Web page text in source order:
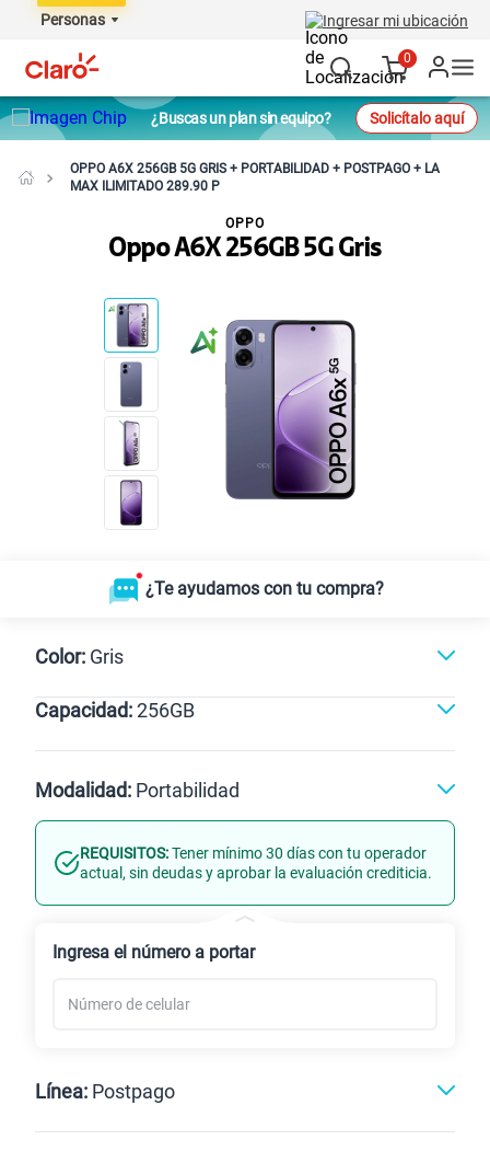
Personas Ingresar mi ubicación
0
¿Buscas un plan sin equipo? Solicítalo aquí
OPPO A6X 256GB 5G GRIS + PORTABILIDAD + POSTPAGO + LA
MAX ILIMITADO 289.90 P
Oppo A6X 256GB 5G Gris
OPPO
¿Te ayudamos con tu compra?
Color: Gris
Gris Violeta
Capacidad:256GB
256GB
Modalidad: Portabilidad
Línea Nueva Portabilidad
REQUISITOS:Tener mínimo 30 días con tu operador
actual, sin deudas y aprobar la evaluación crediticia.
Ingresa el número a portar
Línea: Postpago